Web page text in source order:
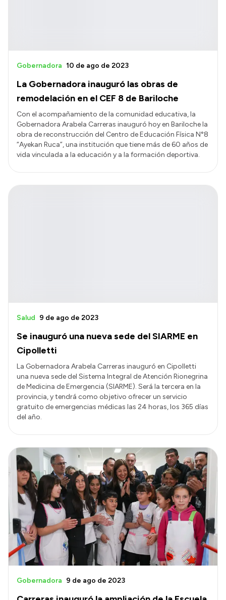
La Gobernadora inauguró las obras de
remodelación en el CEF 8 de Bariloche
Gobernadora 10 de ago de 2023
Con el acompañamiento de la comunidad educativa, la
Gobernadora Arabela Carreras inauguró hoy en Bariloche la
obra de reconstrucción del Centro de Educación Física N°8
“Ayekan Ruca”, una institución que tiene más de 60 años de
vida vinculada a la educación y a la formación deportiva.
Se inauguró una nueva sede del SIARME en
Cipolletti
Salud 9 de ago de 2023
La Gobernadora Arabela Carreras inauguró en Cipolletti
una nueva sede del Sistema Integral de Atención Rionegrina
de Medicina de Emergencia (SIARME). Será la tercera en la
provincia, y tendrá como objetivo ofrecer un servicio
gratuito de emergencias médicas las 24 horas, los 365 días
del año.
Gobernadora 9 de ago de 2023